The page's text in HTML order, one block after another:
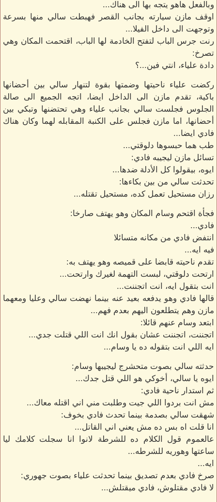
وبالفعل هاهو يتجه بها الى هناك...
اوقف مازن سيارته بجانب القصر فهبطت سالي منها بسرعة
وتوجهت الى داخل الفيلا...
رنت جرس الباب لتفتح الخادمة لها الباب، اقتحمت المكان وهي
تصرخ:
دادة علياء، انتي فين...؟
ركضت علياء ناحيتها وضمتها بقوة لتنهار سالي بين أحضانها
باكية، تقدم مازن الى الداخل ايضا، اتجه الجميع الى صالة
الجلوس فجلست سالي بجانب علياء وهي تحتضنها وتبكي بين
أحضانها، اما مازن فجلس على الكنبة المقابله لهما وكان هناك
فادي ايضا...
طب هما حبسوها دلوقتي...
تسائل مازن ليجيبه فادي:
ايوه، بيقولوا كل الأدلة ضدها...
تحدثت سالي من بين بكاءها:
رزان مستحيل تعمل كده، مستحيل تقتله...
فجأة اقتحم وسام المكان وهو يهتف صارخا:
فادي...
انتفض فادي من مكانه متسائلا
فيه ايه...
تقدم ناحيته قابضا على قميصه وهو يهتف به:
ارتحت دلوقتي، لبست التهمة لغيرك وارتحت...
انت بتقول ايه، انت اتجننت...
قالها فادي وهو يدفعه بعيد عنه بينما نهضت سالي وعليا ومعهما
مازن وهم يتطلعون اليهم بعدم فهم...
ابتعد وسام عنهم قائلا:
اتجننت، اتجننت عشان بقول انك انت اللي قتلت جدي...
ايه اللي انت بتقوله ده يا وسام...
حدثته سالي بصوت متحشرج ليجيبها وسام:
ايوه يا سالي، أخوكي هو اللي قتل جدك...
ثم استدار ناحية فادي:
مش انت بردوا اللي جيت وطلبت مني اني اقتله معاك...
شهقت سالي بصدمة بينما تحدث فادي بخوف:
انا قلت اه بس ده مش يعني اني القاتل...
عالعموم قول الكلام ده للشرطة لانوا انا سجلت كلامك ليا
ساعتها وهوريه للشرطه...
ايه...
صرخ فادي بعدم تصديق بينما تحدثت علياء بصوت جهوري:
لا فادي مقتلوش، فادي ميقتلش...